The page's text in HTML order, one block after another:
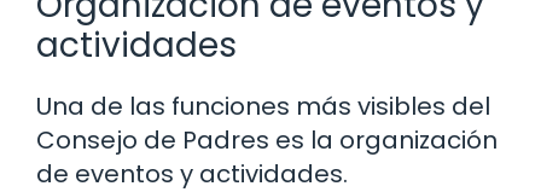
actividades
Una de las funciones más visibles del
Consejo de Padres es la organización
de eventos y actividades.